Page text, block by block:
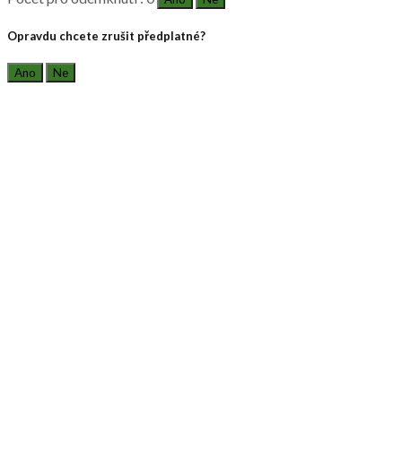
Opravdu chcete zrušit předplatné?
Ano Ne